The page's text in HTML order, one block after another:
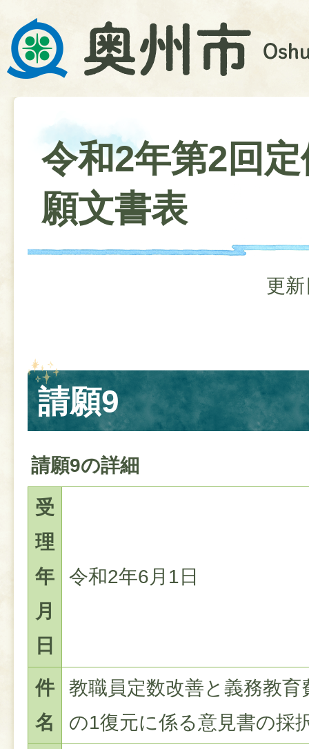
令和2年第2回
願文書表
更
請願9
請願9の詳細
受
理
年
月
日
令和2年6月1日
件
名
教職員定数改善と義務教
の1復元に係る意見書の採